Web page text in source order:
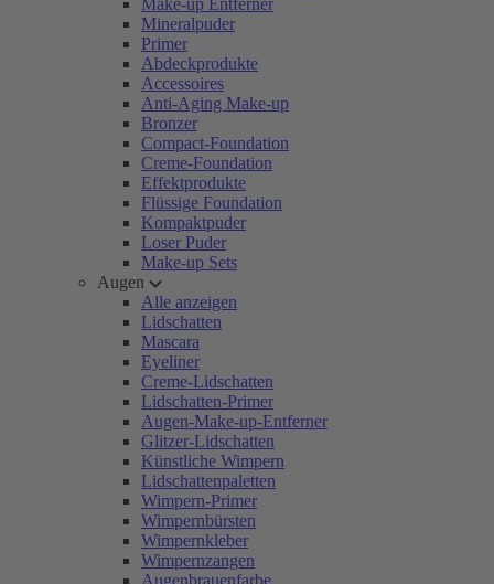
Make-up Entferner
Mineralpuder
Primer
Abdeckprodukte
Accessoires
Anti-Aging Make-up
Bronzer
Compact-Foundation
Creme-Foundation
Effektprodukte
Flüssige Foundation
Kompaktpuder
Loser Puder
Make-up Sets
Augen
Alle anzeigen
Lidschatten
Mascara
Eyeliner
Creme-Lidschatten
Lidschatten-Primer
Augen-Make-up-Entferner
Glitzer-Lidschatten
Künstliche Wimpern
Lidschattenpaletten
Wimpern-Primer
Wimpernbürsten
Wimpernkleber
Wimpernzangen
Augenbrauenfarbe